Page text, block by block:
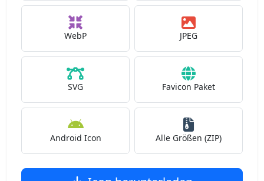
WebP JPEG
SVG Favicon Paket
Android Icon Alle Größen (ZIP)